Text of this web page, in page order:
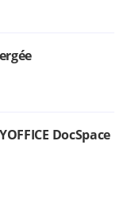
DocSpace